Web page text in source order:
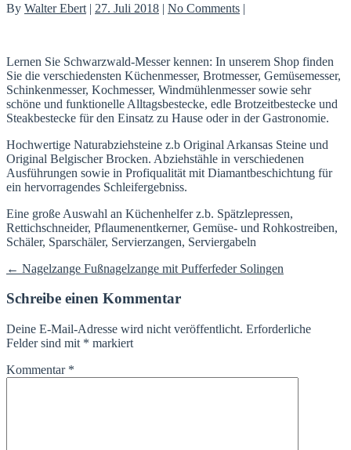
By Walter Ebert | 27. Juli 2018 | No Comments |
Lernen Sie Schwarzwald-Messer kennen: In unserem Shop finden
Sie die verschiedensten Küchenmesser, Brotmesser, Gemüsemesser,
Schinkenmesser, Kochmesser, Windmühlenmesser sowie sehr
schöne und funktionelle Alltagsbestecke, edle Brotzeitbestecke und
Steakbestecke für den Einsatz zu Hause oder in der Gastronomie.
Hochwertige Naturabziehsteine z.b Original Arkansas Steine und
Original Belgischer Brocken. Abziehstähle in verschiedenen
Ausführungen sowie in Profiqualität mit Diamantbeschichtung für
ein hervorragendes Schleifergebniss.
Eine große Auswahl an Küchenhelfer z.b. Spätzlepressen,
Rettichschneider, Pflaumenentkerner, Gemüse- und Rohkostreiben,
Schäler, Sparschäler, Servierzangen, Serviergabeln
Beitragsnavigation
← Nagelzange Fußnagelzange mit Pufferfeder Solingen
Schreibe einen Kommentar
Deine E-Mail-Adresse wird nicht veröffentlicht. Erforderliche
Felder sind mit * markiert
Kommentar *